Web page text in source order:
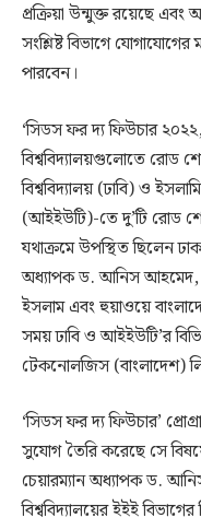
প্রক্রিয়া উন্মুক্ত রয়েছে এবং
সংশ্লিষ্ট বিভাগে যোগাযোগের
পারবেন।
‘সিডস ফর দ্য ফিউচার
বিশ্ববিদ্যালয়গুলোতে রোড
বিশ্ববিদ্যালয় (ঢাবি) ও
(আইইউটি)-তে দু’টি রোড
যথাক্রমে উপস্থিত ছিলেন
অধ্যাপক ড. আনিস আহমেদ,
ইসলাম এবং হুয়াওয়ে
সময় ঢাবি ও আইইউটি’র
টেকনোলজিস (বাংলাদেশ)
‘সিডস ফর দ্য ফিউচার’
সুযোগ তৈরি করেছে সে
চেয়ারম্যান অধ্যাপক ড.
বিশ্ববিদ্যালয়ের ইইই